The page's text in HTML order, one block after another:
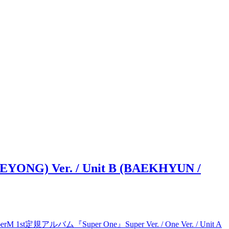
Ver. / Unit B (BAEKHYUN /
1st定規アルバム『Super One』Super Ver. / One Ver. / Unit A